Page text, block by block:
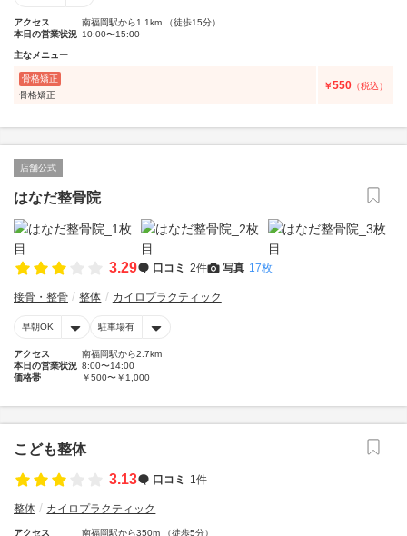
アクセス
南福岡駅から1.1km （徒歩15分）
本日の営業状況 10:00〜15:00
主なメニュー
骨格矯正
骨格矯正
￥550 （税込）
店舗公式
はなだ整骨院
3.29 口コミ 2件 写真 17枚
接骨・整骨 整体 カイロプラクティック
早朝OK 駐車場有
アクセス
南福岡駅から2.7km
本日の営業状況 8:00〜14:00
価格帯
￥500〜￥1,000
こども整体
3.13
口コミ 1件
整体 カイロプラクティック
アクセス 南福岡駅から350m （徒歩5分）